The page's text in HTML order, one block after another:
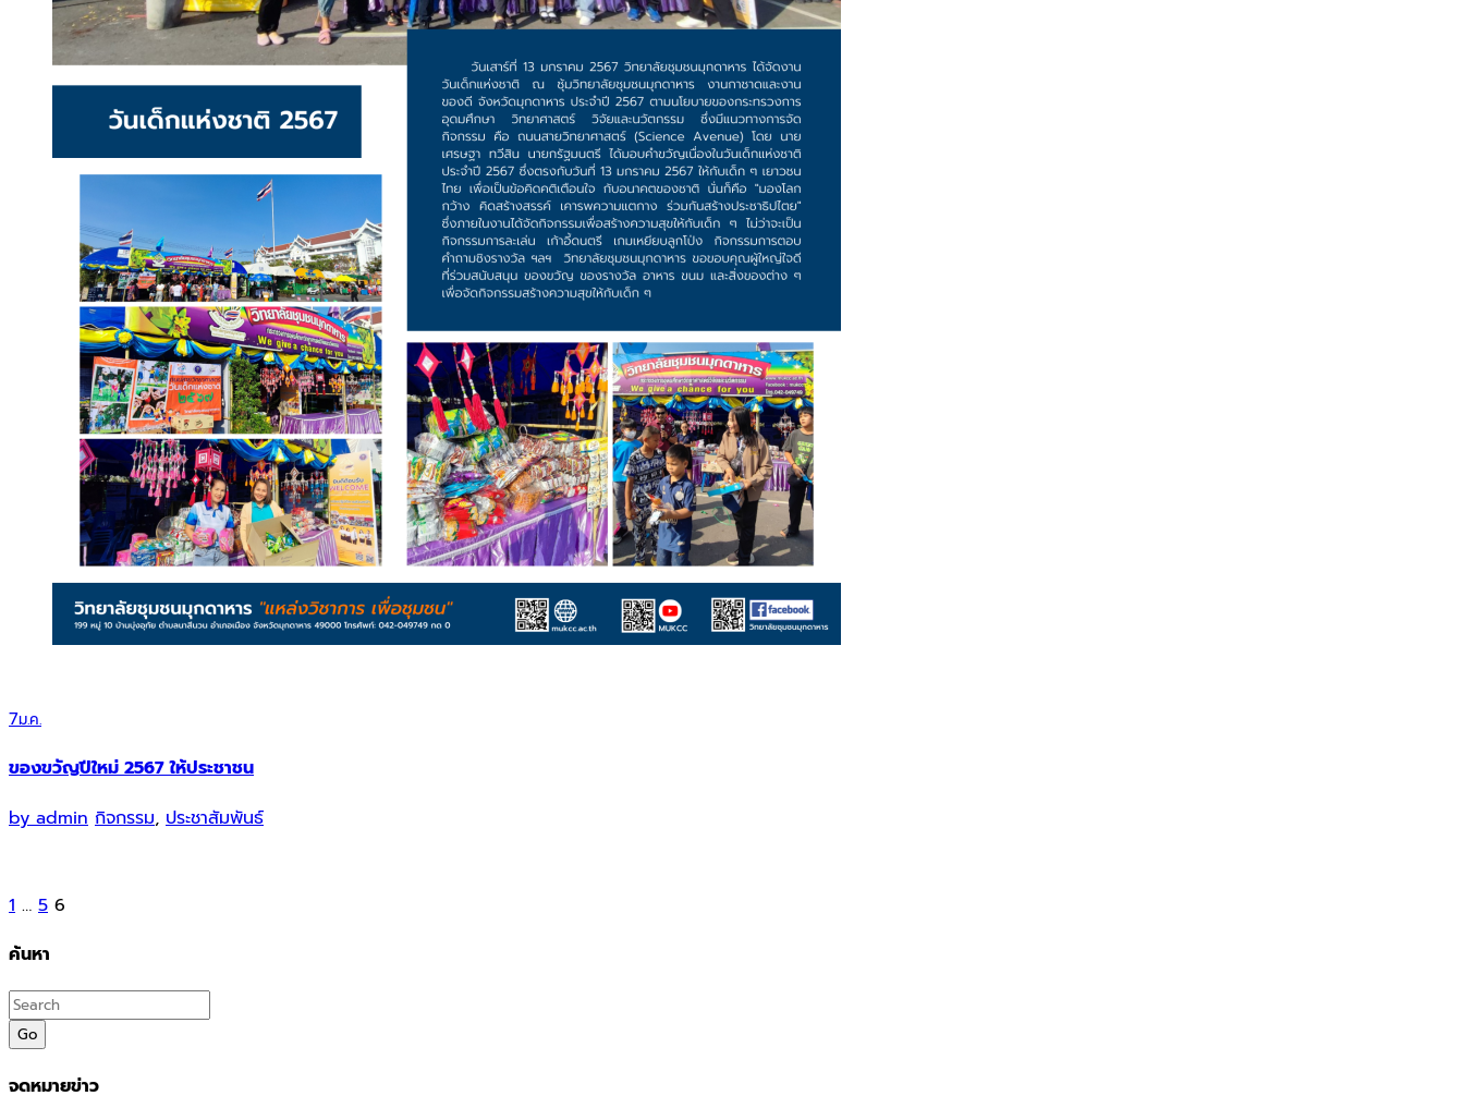
7ม.ค.
ของขวัญปีใหม่ 2567 ให้ประชาชน
by admin กิจกรรม, ประชาสัมพันธ์
Posts
pagination
1 … 5 6
ค้นหา
Go
จดหมายข่าว